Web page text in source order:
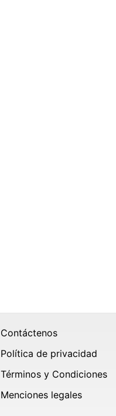
Contáctenos
Política de privacidad
Términos y Condiciones
Menciones legales